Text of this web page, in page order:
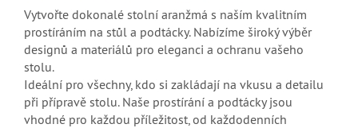
Vytvořte dokonalé stolní aranžmá s naším kvalitním
prostíráním na stůl a podtácky. Nabízíme široký výběr
designů a materiálů pro eleganci a ochranu vašeho
stolu.
Ideální pro všechny, kdo si zakládají na vkusu a detailu
při přípravě stolu. Naše prostírání a podtácky jsou
vhodné pro každou příležitost, od každodenních